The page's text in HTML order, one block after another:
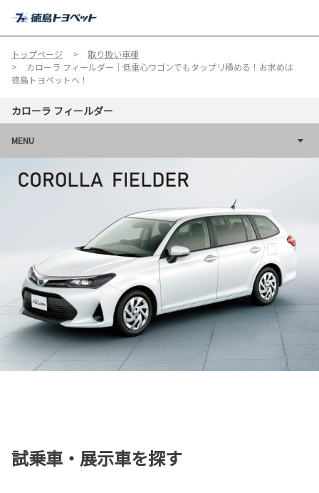
トップページ
取り扱い車種
カローラ フィールダー｜低重心ワゴンでもタップリ積める！お求めは
徳島トヨペットへ！
カローラ フィールダー
MENU
試乗車・展示車を探す